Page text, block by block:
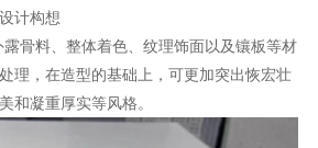
计构想
骨料、整体着色、纹理饰面以及镶板等材
理，在造型的基础上，可更加突出恢宏壮
和凝重厚实等风格。